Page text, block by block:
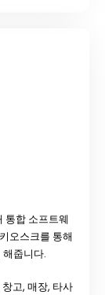
통합 소프트웨
오스크를 통해
줍니다.
고, 매장, 타사